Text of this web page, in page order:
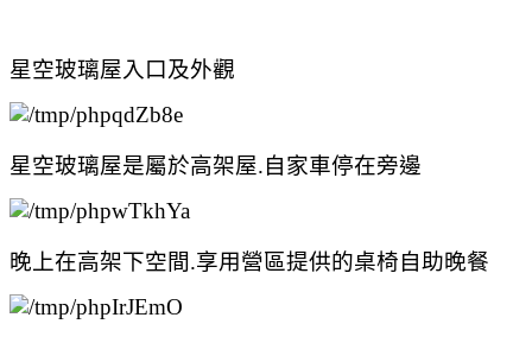
星空玻璃屋入口及外觀
星空玻璃屋是屬於高架屋.自家車停在旁邊
晚上在高架下空間.享用營區提供的桌椅自助晚餐